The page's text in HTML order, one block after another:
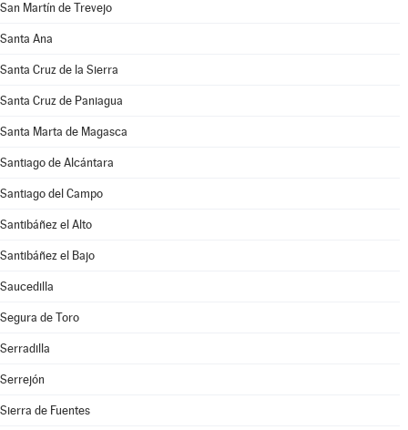
San Martín de Trevejo
Santa Ana
Santa Cruz de la Sierra
Santa Cruz de Paniagua
Santa Marta de Magasca
Santiago de Alcántara
Santiago del Campo
Santibáñez el Alto
Santibáñez el Bajo
Saucedilla
Segura de Toro
Serradilla
Serrejón
Sierra de Fuentes